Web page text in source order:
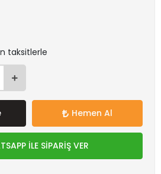
taksitlerle
Hemen Al
İLE SİPARİŞ VER